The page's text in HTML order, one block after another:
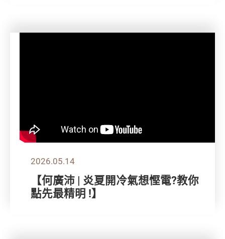
2026.05.14
【何廣沛 | 炎夏開冷氣想慳電?教你
點先最精明 !】